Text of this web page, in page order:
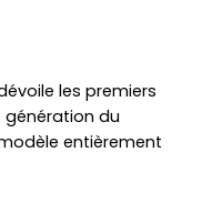
les premiers
génération du
entièrement